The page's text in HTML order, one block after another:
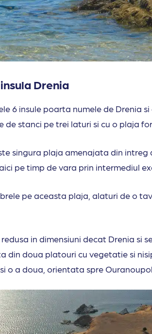
Drenia
6 insule poarta numele de Drenia
de stanci pe trei laturi si cu o plaja
singura plaja amenajata din
pe timp de vara prin intermediul
pe aceasta plaja, alaturi de o
in dimensiuni decat Drenia si
din doua platouri cu vegetatie si
o a doua, orientata spre